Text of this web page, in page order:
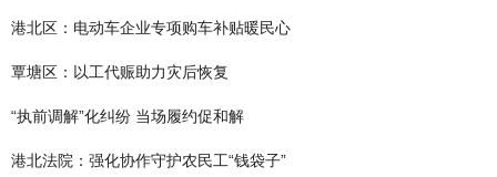
港北区：电动车企业专项购车补贴暖民心
覃塘区：以工代赈助力灾后恢复
“执前调解”化纠纷 当场履约促和解
港北法院：强化协作守护农民工“钱袋子”